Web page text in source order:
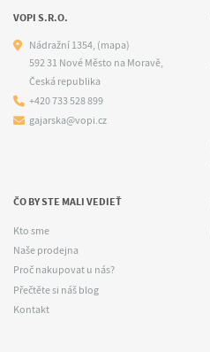
VOPI S.R.O.
Nádražní 1354, (mapa)
592 31 Nové Město na Moravě,
Česká republika
+420 733 528 899
gajarska@vopi.cz
ČO BY STE MALI VEDIEŤ
Kto sme
Naše prodejna
Proč nakupovat u nás?
Přečtěte si náš blog
Kontakt